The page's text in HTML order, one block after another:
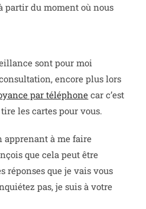
partir du moment où nous
sont pour moi
encore plus lors
par téléphonecar c’est
les cartes pour vous.
apprenant à me faire
que cela peut être
réponses que je vais vous
pas, je suis à votre